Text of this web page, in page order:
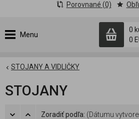
Menu
0
0
Porovnané (0)
STOJANY A VIDLIČKY
STOJANY
Zoradiť podľa: (Dátumu